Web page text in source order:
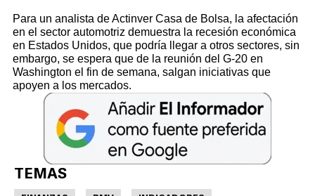
Para un analista de Actinver Casa de Bolsa, la afectación
en el sector automotriz demuestra la recesión económica
en Estados Unidos, que podría llegar a otros sectores, sin
embargo, se espera que de la reunión del G-20 en
Washington el fin de semana, salgan iniciativas que
apoyen a los mercados.
TEMAS